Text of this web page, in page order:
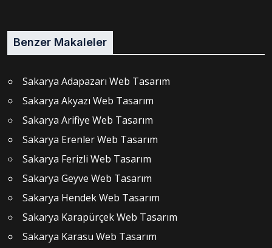
Benzer Makaleler
Sakarya Adapazarı Web Tasarım
Sakarya Akyazı Web Tasarım
Sakarya Arifiye Web Tasarım
Sakarya Erenler Web Tasarım
Sakarya Ferizli Web Tasarım
Sakarya Geyve Web Tasarım
Sakarya Hendek Web Tasarım
Sakarya Karapürçek Web Tasarım
Sakarya Karasu Web Tasarım